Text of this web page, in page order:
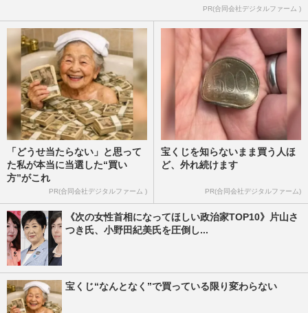
鳥取県・平井伸治知事の「おばさん発言」
1人につき1000万円〉施策…
週刊女性PRIME 2026/4/3
PR(合同会社デジタルファーム )
「どうせ当たらない」と思って
た私が本当に当選した“買い
方”がこれ
PR(合同会社デジタルファーム )
宝くじを知らないまま買う人ほ
ど、外れ続けます
PR(合同会社デジタルファーム)
《次の女性首相になってほしい政治家TOP10》片山さ
つき氏、小野田紀美氏を圧倒し...
宝くじ“なんとなく”で買っている限り変わらない